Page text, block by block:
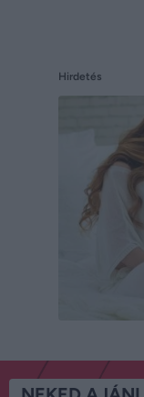
Hirdetés